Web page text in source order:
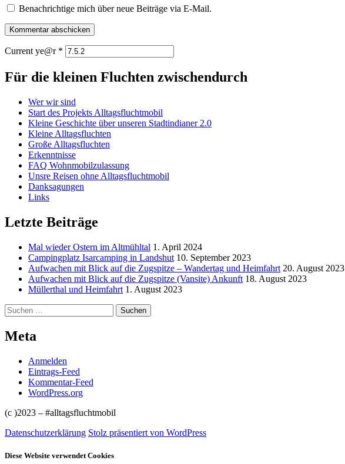
Benachrichtige mich über neue Beiträge via E-Mail.
Current ye@r *
Für die kleinen Fluchten zwischendurch
Wer wir sind
Start des Projekts Alltagsfluchtmobil
Kleine Geschichte über unseren Stadtindianer 2.0
Kleine Alltagsfluchten
Große Alltagsfluchten
Erkenntnisse
FAQ Wohnmobilzulassung
Unsre Reisen ohne Alltagsfluchtmobil
Danksagungen
Links
Letzte Beiträge
Mal wieder Ostern im Altmühltal 1. April 2024
Campingplatz Isarcamping in Landshut 10. September 2023
Aufwachen mit Blick auf die Zugspitze – Wandertag und Heimfahrt 20. August 2023
Aufwachen mit Blick auf die Zugspitze (Vansite) Ankunft 18. August 2023
Müllerthal und Heimfahrt 1. August 2023
Suchen
nach:
Meta
Anmelden
Eintrags-Feed
Kommentar-Feed
WordPress.org
(c )2023 – #alltagsfluchtmobil
Datenschutzerklärung Stolz präsentiert von WordPress
Diese Website verwendet Cookies